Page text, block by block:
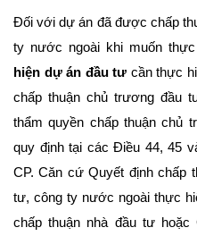
Đối với dự án đã được chấp
ty nước ngoài khi muốn
hiện dự án đầu tư cần thực
chấp thuận chủ trương đầu
thẩm quyền chấp thuận chủ
quy định tại các Điều 44, 45
CP. Căn cứ Quyết định chấp
tư, công ty nước ngoài thực
chấp thuận nhà đầu tư